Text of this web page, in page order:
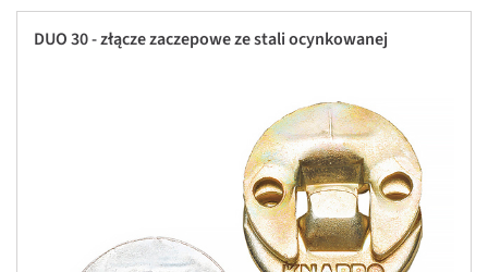
DUO 30 - złącze zaczepowe ze stali ocynkowanej